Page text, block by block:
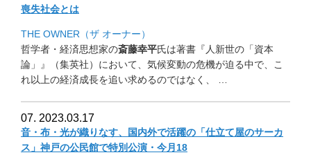
喪失社会とは
THE OWNER（ザ オーナー）
哲学者・経済思想家の斎藤幸平氏は著書『人新世の「資本
論」』（集英社）において、気候変動の危機が迫る中で、
こ
れ以上の経済成長を追い求めるのではなく、 …
07. 2023.03.17
音・布・光が織りなす、国内外で活躍の「仕立て屋のサーカ
ス」 神戸の公民館で特別公演・今月18